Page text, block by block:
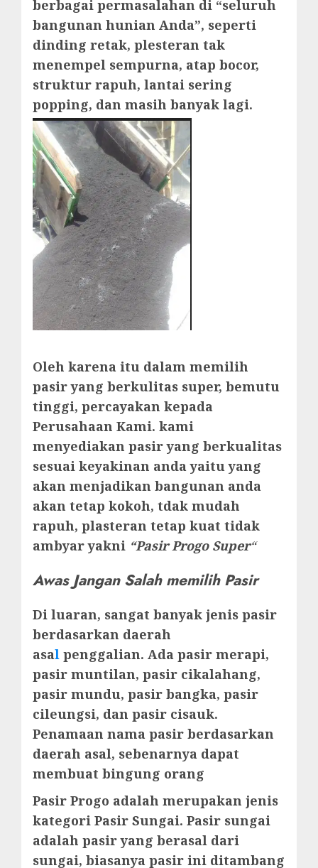
berbagai permasalahan di “seluruh
bangunan hunian Anda”, seperti
dinding retak, plesteran tak
menempel sempurna, atap bocor,
struktur rapuh, lantai sering
popping, dan masih banyak lagi.
Oleh karena itu dalam memilih
pasir yang berkulitas super, bemutu
tinggi, percayakan kepada
Perusahaan Kami. kami
menyediakan pasir yang berkualitas
sesuai keyakinan anda yaitu yang
akan menjadikan bangunan anda
akan tetap kokoh, tdak mudah
rapuh, plasteran tetap kuat tidak
ambyar yakni “Pasir Progo Super“
Awas Jangan Salah memilih Pasir
Di luaran, sangat banyak jenis pasir
berdasarkan daerah
asal penggalian. Ada pasir merapi,
pasir muntilan, pasir cikalahang,
pasir mundu, pasir bangka, pasir
cileungsi, dan pasir cisauk.
Penamaan nama pasir berdasarkan
daerah asal, sebenarnya dapat
membuat bingung orang
Pasir Progo adalah merupakan jenis
kategori Pasir Sungai. Pasir sungai
adalah pasir yang berasal dari
sungai, biasanya pasir ini ditambang